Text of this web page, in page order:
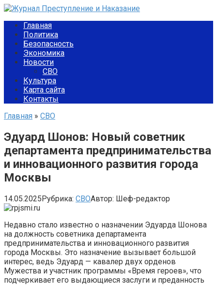
Перейти
контентуГлавная
Политика
Безопасность
Экономика
Новости
СВО
Культура
Карта сайта
Контакты
Главная » СВО
Эдуард Шонов: Новый советник
департамента предпринимательства
и инновационного развития города
Москвы
14.05.2025Рубрика: СВОАвтор: Шеф-редактор
Недавно стало известно о назначении Эдуарда Шонова
на должность советника департамента
предпринимательства и инновационного развития
города Москвы. Это назначение вызывает большой
интерес, ведь Эдуард — кавалер двух орденов
Мужества и участник программы «Время героев», что
подчеркивает его выдающиеся заслуги и преданность